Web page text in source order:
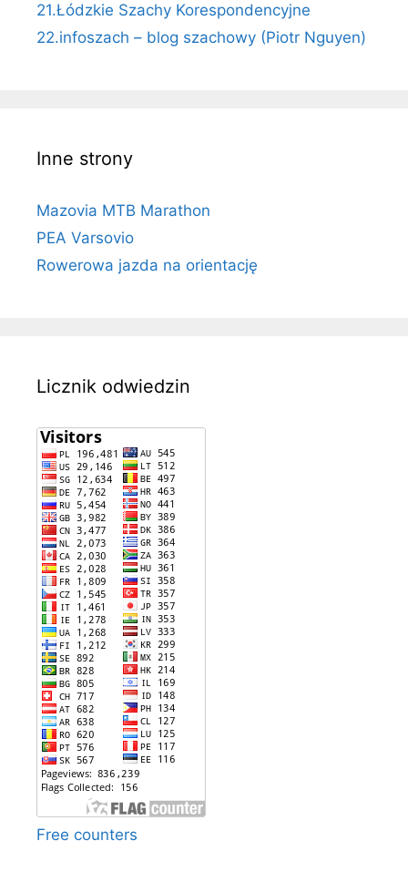
21.Łódzkie Szachy Korespondencyjne
22.infoszach – blog szachowy (Piotr Nguyen)
Inne strony
Mazovia MTB Marathon
PEA Varsovio
Rowerowa jazda na orientację
Licznik odwiedzin
Free counters